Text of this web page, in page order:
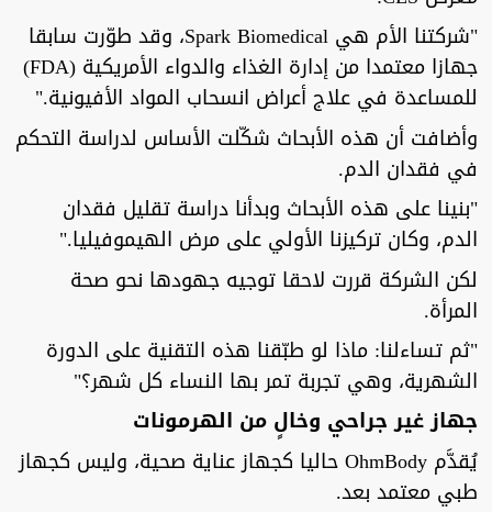
"شركتنا الأم هي Spark Biomedical، وقد طوّرت سابقا
جهازا معتمدا من إدارة الغذاء والدواء الأمريكية (FDA)
للمساعدة في علاج أعراض انسحاب المواد الأفيونية."
وأضافت أن هذه الأبحاث شكّلت الأساس لدراسة التحكم
في فقدان الدم.
"بنينا على هذه الأبحاث وبدأنا دراسة تقليل فقدان
الدم، وكان تركيزنا الأولي على مرض الهيموفيليا."
لكن الشركة قررت لاحقا توجيه جهودها نحو صحة
المرأة.
"ثم تساءلنا: ماذا لو طبّقنا هذه التقنية على الدورة
الشهرية، وهي تجربة تمر بها النساء كل شهر؟"
جهاز غير جراحي وخالٍ من الهرمونات
يُقدَّم OhmBody حاليا كجهاز عناية صحية، وليس كجهاز
طبي معتمد بعد.